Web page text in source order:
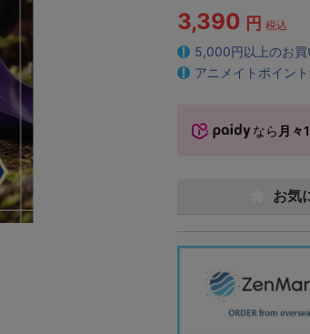
3,390 円 税込
5,000円以上のお買
アニメイトポイン
なら 月々
お気